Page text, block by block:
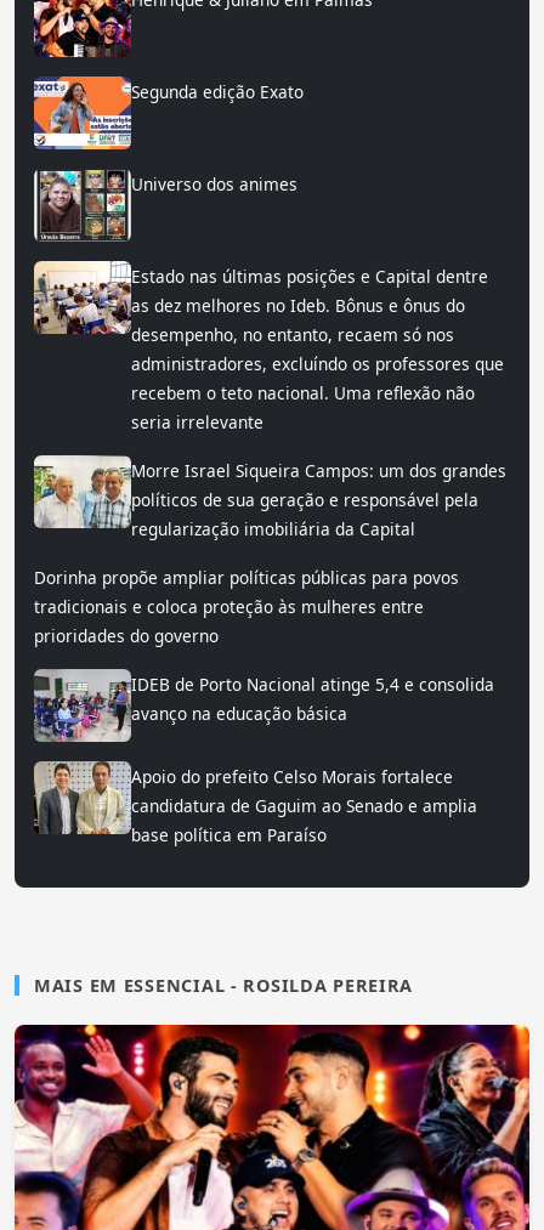
Segunda edição Exato
Universo dos animes
Estado nas últimas posições e Capital dentre
as dez melhores no Ideb. Bônus e ônus do
desempenho, no entanto, recaem só nos
administradores, excluíndo os professores que
recebem o teto nacional. Uma reflexão não
seria irrelevante
Morre Israel Siqueira Campos: um dos grandes
políticos de sua geração e responsável pela
regularização imobiliária da Capital
Dorinha propõe ampliar políticas públicas para povos
tradicionais e coloca proteção às mulheres entre
prioridades do governo
IDEB de Porto Nacional atinge 5,4 e consolida
avanço na educação básica
Apoio do prefeito Celso Morais fortalece
candidatura de Gaguim ao Senado e amplia
base política em Paraíso
MAIS EM ESSENCIAL - ROSILDA PEREIRA